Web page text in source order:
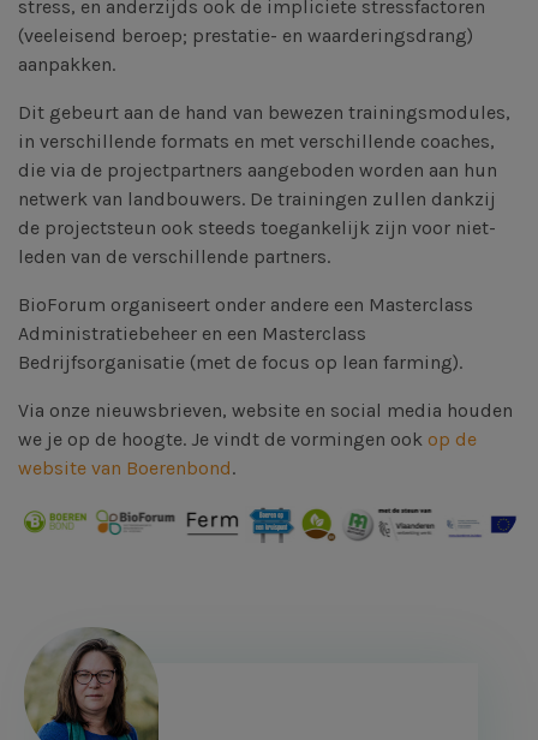
stress, en anderzijds ook de impliciete stressfactoren
(veeleisend beroep; prestatie- en waarderingsdrang)
aanpakken.
Dit gebeurt aan de hand van bewezen trainingsmodules,
in verschillende formats en met verschillende coaches,
die via de projectpartners aangeboden worden aan hun
netwerk van landbouwers. De trainingen zullen dankzij
de projectsteun ook steeds toegankelijk zijn voor niet-
leden van de verschillende partners.
BioForum organiseert onder andere een Masterclass
Administratiebeheer en een Masterclass
Bedrijfsorganisatie (met de focus op lean farming).
Via onze nieuwsbrieven, website en social media houden
we je op de hoogte. Je vindt de vormingen ook op de
website van Boerenbond.
Afbeelding
Afbeelding